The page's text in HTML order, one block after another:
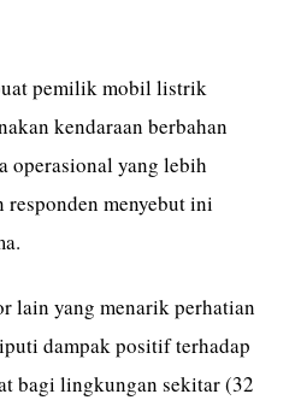
pemilik mobil listrik
kendaraan berbahan
operasional yang lebih
responden menyebut ini
lain yang menarik perhatian
dampak positif terhadap
bagi lingkungan sekitar (32